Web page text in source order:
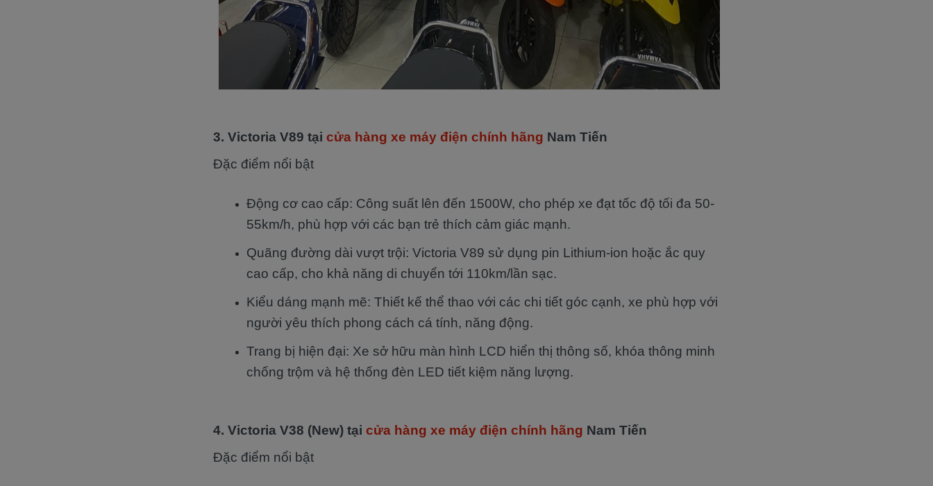
3. Victoria V89 tại cửa hàng xe máy điện chính hãng Nam Tiến
Đặc điểm nổi bật
Động cơ cao cấp: Công suất lên đến 1500W, cho phép xe đạt tốc độ tối đa 50-
55km/h, phù hợp với các bạn trẻ thích cảm giác mạnh.
Quãng đường dài vượt trội: Victoria V89 sử dụng pin Lithium-ion hoặc ắc quy
cao cấp, cho khả năng di chuyển tới 110km/lần sạc.
Kiểu dáng mạnh mẽ: Thiết kế thể thao với các chi tiết góc cạnh, xe phù hợp với
người yêu thích phong cách cá tính, năng động.
Trang bị hiện đại: Xe sở hữu màn hình LCD hiển thị thông số, khóa thông minh
chống trộm và hệ thống đèn LED tiết kiệm năng lượng.
4. Victoria V38 (New) tại cửa hàng xe máy điện chính hãng Nam Tiến
Đặc điểm nổi bật